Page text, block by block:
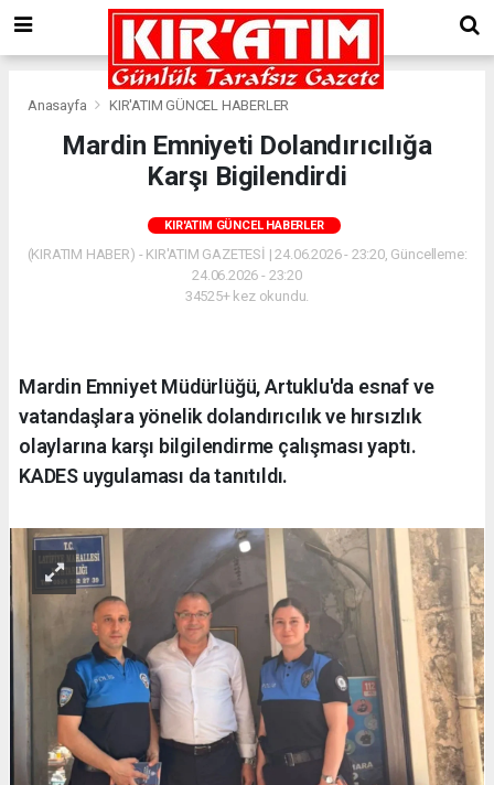
Anasayfa KIR'ATIM GÜNCEL HABERLER
Mardin Emniyeti Dolandırıcılığa
Karşı Bigilendirdi
KIR'ATIM GÜNCEL HABERLER
(KIRATIM HABER) - KIR'ATIM GAZETESİ | 24.06.2026 - 23:20, Güncelleme:
24.06.2026 - 23:20
34525+ kez okundu.
Mardin Emniyet Müdürlüğü, Artuklu'da esnaf ve
vatandaşlara yönelik dolandırıcılık ve hırsızlık
olaylarına karşı bilgilendirme çalışması yaptı.
KADES uygulaması da tanıtıldı.